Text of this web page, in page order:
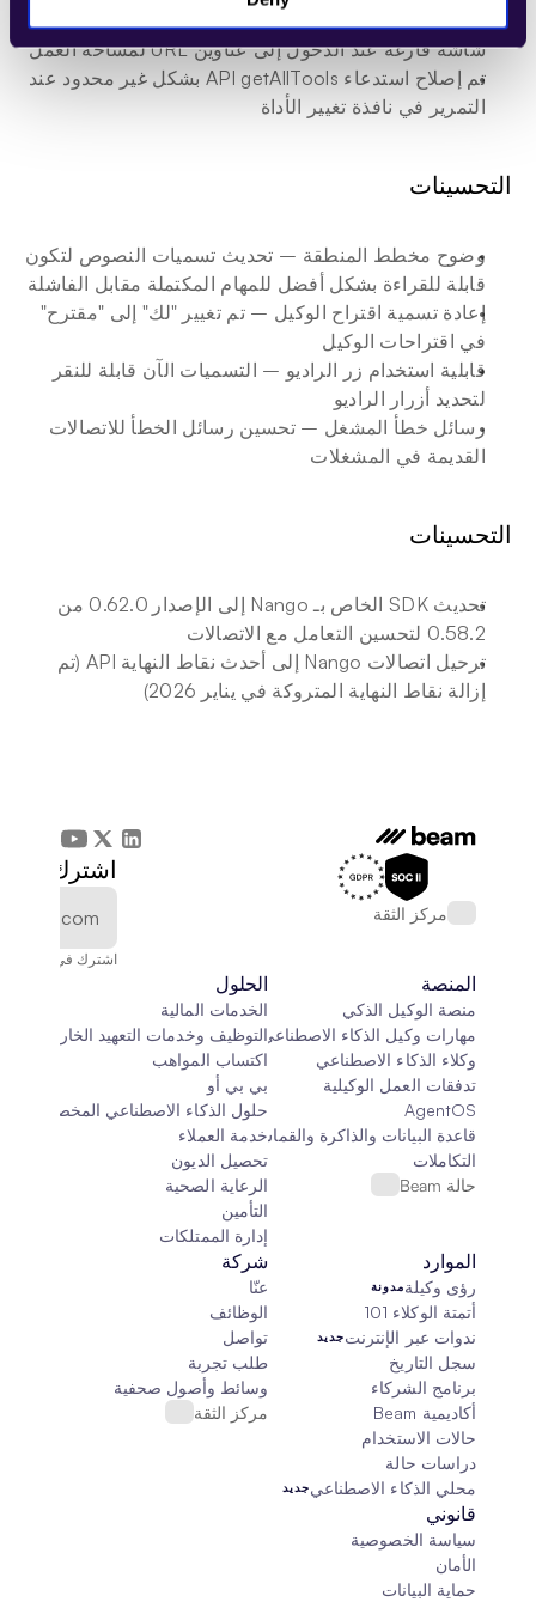
شاشة فارغة عند الدخول إلى عناوين URL لمساحة العمل
التمرير في نافذة تغيير الأداة
التحسينات
قابلة للقراءة بشكل أفضل للمهام المكتملة مقابل الفاشلة
إعادة تسمية اقتراح الوكيل – تم تغيير "لك" إلى "مقترح"
في اقتراحات الوكيل
لتحديد أزرار الراديو
القديمة في المشغلات
التحسينات
0.58.2 لتحسين التعامل مع الاتصالات
إزالة نقاط النهاية المتروكة في يناير 2026)
مركز الثقة
اشترك في
اشترك في النشرة
المنصة
منصة الوكيل الذكي
مهارات وكيل الذكاء الاصطناعي
وكلاء الذكاء الاصطناعي
تدفقات العمل الوكيلية
AgentOS
قاعدة البيانات والذاكرة والقماش
التكاملات
حالة Beam
الحلول
الخدمات المالية
التوظيف وخدمات التعهيد الخارجي
اكتساب المواهب
بي بي أو
حلول الذكاء الاصطناعي المخصصة
خدمة العملاء
تحصيل الديون
الرعاية الصحية
التأمين
إدارة الممتلكات
الموارد
رؤى وكيلةمدونة
أتمتة الوكلاء 101
ندوات عبر الإنترنتجديد
سجل التاريخ
برنامج الشركاء
أكاديمية Beam
حالات الاستخدام
دراسات حالة
محلي الذكاء الاصطناعيجديد
شركة
عنّا
الوظائف
تواصل
طلب تجربة
وسائط وأصول صحفية
مركز الثقة
قانوني
سياسة الخصوصية
الأمان
حماية البيانات